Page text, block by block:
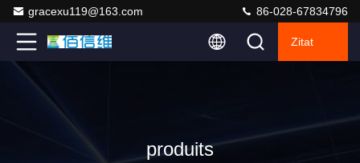
gracexu119@163.com 86-028-67834796
Zitat
produits